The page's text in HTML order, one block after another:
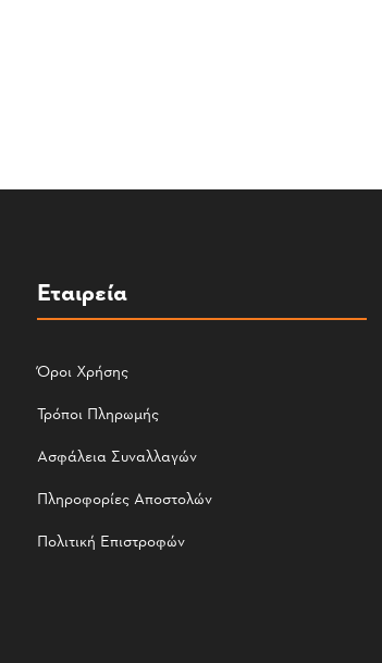
Εταιρεία
Όροι Χρήσης
Τρόποι Πληρωμής
Ασφάλεια Συναλλαγών
Πληροφορίες Αποστολών
Πολιτική Επιστροφών